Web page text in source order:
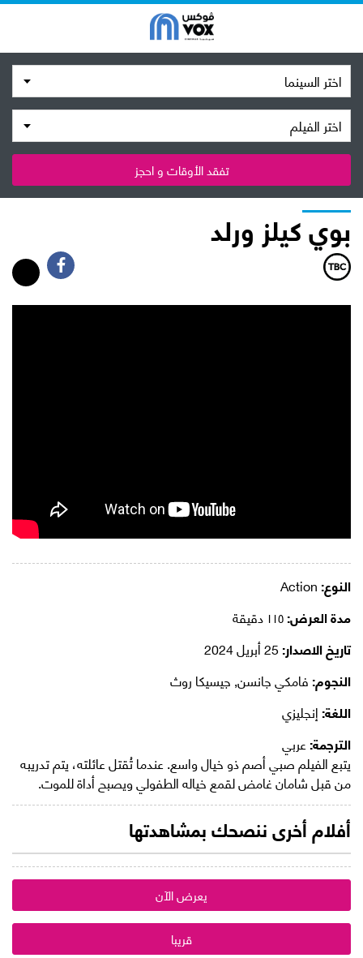
اختر السينما
اختر الفيلم
تفقد الأوقات و احجز
بوي كيلز ورلد
النوع:
مدة العرض:
تاريخ الاصدار:
النجوم:فامكي جانسن, جيسيكا روث
اللغة:إنجليزي
الترجمة:عربي
يتبع الفيلم صبي أصم ذو خيال واسع. عندما تُقتل عائلته، يتم تدريبه
من قبل شامان غامض لقمع خياله الطفولي ويصبح أداة للموت.
أفلام أخرى ننصحك بمشاهدتها
يعرض الآن
قريبا